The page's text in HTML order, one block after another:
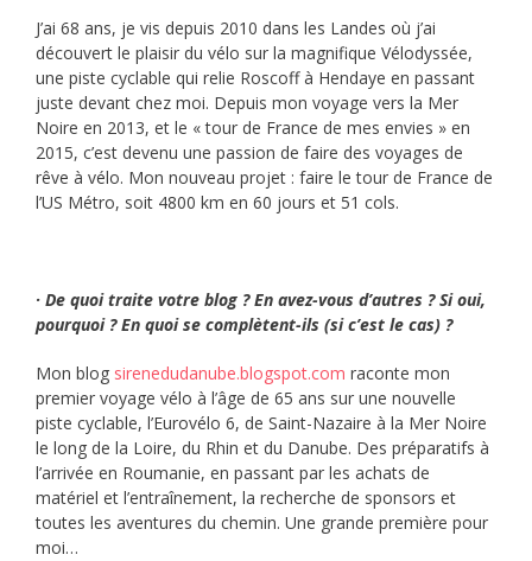
J’ai 68 ans, je vis depuis 2010 dans les Landes où j’ai
découvert le plaisir du vélo sur la magnifique Vélodyssée,
une piste cyclable qui relie Roscoff à Hendaye en passant
juste devant chez moi. Depuis mon voyage vers la Mer
Noire en 2013, et le « tour de France de mes envies » en
2015, c’est devenu une passion de faire des voyages de
rêve à vélo. Mon nouveau projet : faire le tour de France de
l’US Métro, soit 4800 km en 60 jours et 51 cols.
· De quoi traite votre blog ? En avez-vous d’autres ? Si oui,
pourquoi ? En quoi se complètent-ils (si c’est le cas) ?
Mon blog sirenedudanube.blogspot.com raconte mon
premier voyage vélo à l’âge de 65 ans sur une nouvelle
piste cyclable, l’Eurovélo 6, de Saint-Nazaire à la Mer Noire
le long de la Loire, du Rhin et du Danube. Des préparatifs à
l’arrivée en Roumanie, en passant par les achats de
matériel et l’entraînement, la recherche de sponsors et
toutes les aventures du chemin. Une grande première pour
moi…